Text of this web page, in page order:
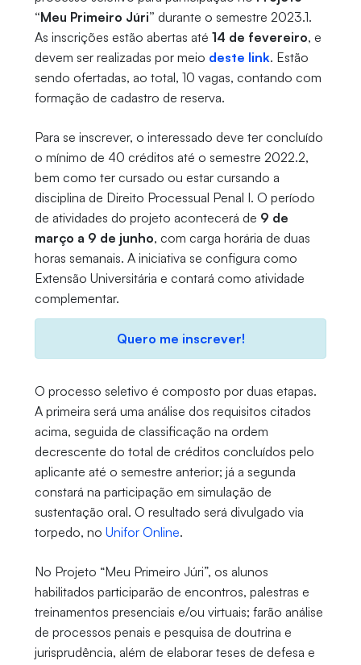
“Meu Primeiro Júri” durante o semestre 2023.1.
As inscrições estão abertas até 14 de fevereiro, e
devem ser realizadas por meio deste link. Estão
sendo ofertadas, ao total, 10 vagas, contando com
formação de cadastro de reserva.
Para se inscrever, o interessado deve ter concluído
o mínimo de 40 créditos até o semestre 2022.2,
bem como ter cursado ou estar cursando a
disciplina de Direito Processual Penal I. O período
de atividades do projeto acontecerá de 9 de
março a 9 de junho, com carga horária de duas
horas semanais. A iniciativa se configura como
Extensão Universitária e contará como atividade
complementar.
Quero me inscrever!
O processo seletivo é composto por duas etapas.
A primeira será uma análise dos requisitos citados
acima, seguida de classificação na ordem
decrescente do total de créditos concluídos pelo
aplicante até o semestre anterior; já a segunda
constará na participação em simulação de
sustentação oral. O resultado será divulgado via
torpedo, no Unifor Online.
No Projeto “Meu Primeiro Júri”, os alunos
habilitados participarão de encontros, palestras e
treinamentos presenciais e/ou virtuais; farão análise
de processos penais e pesquisa de doutrina e
jurisprudência, além de elaborar teses de defesa e